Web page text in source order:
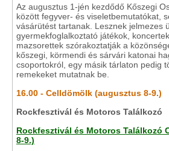
Az augusztus 1-jén kezdődő Kőszegi
között fegyver- és viseletbemutatókat,
vásárütést tartanak. Lesznek jelmezes
gyermekfoglalkoztató játékok,
mazsorettek szórakoztatják a
kőszegi, körmendi és sárvári katonai
csoportokról, egy másik tárlaton pedig
remekeket mutatnak be.
16.00 - Celldömölk (augusztus 8-9.)
Rockfesztivál és Motoros Találkozó
Rockfesztivál és Motoros Találkozó
8-9.)